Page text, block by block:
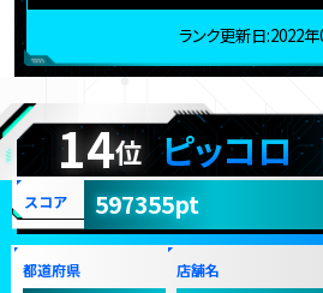
ランク更新日:2022
14位 ピッコロ
スコア 597355pt
都道府県 店舗名